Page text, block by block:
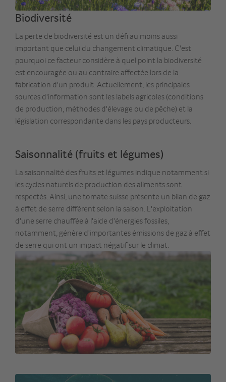
Biodiversité
La perte de biodiversité est un défi au moins aussi
important que celui du changement climatique. C'est
pourquoi ce facteur considère à quel point la biodiversité
est encouragée ou au contraire affectée lors de la
fabrication d'un produit. Actuellement, les principales
sources d'information sont les labels agricoles (conditions
de production, méthodes d'élevage ou de pêche) et la
législation correspondante dans les pays producteurs.
Saisonnalité (fruits et légumes)
La saisonnalité des fruits et légumes indique notamment si
les cycles naturels de production des aliments sont
respectés. Ainsi, une tomate suisse présente un bilan de gaz
à effet de serre différent selon la saison. L'exploitation
d'une serre chauffée à l'aide d'énergies fossiles,
notamment, génère d'importantes émissions de gaz à effet
de serre qui ont un impact négatif sur le climat.